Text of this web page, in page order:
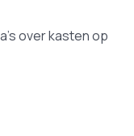
over kasten op